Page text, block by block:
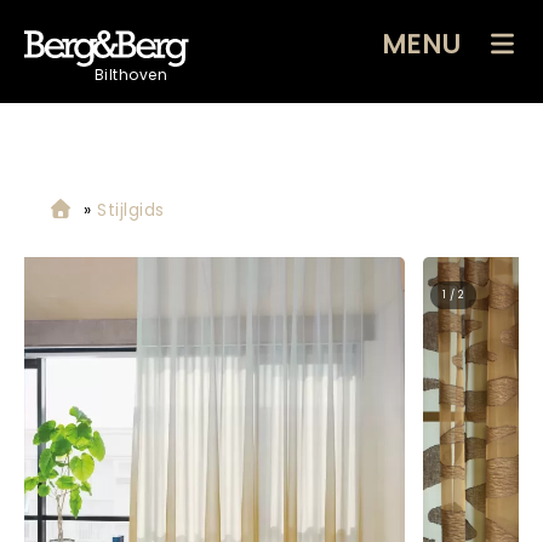
Bilthoven
MENU
» Stijlgids
2 / 2